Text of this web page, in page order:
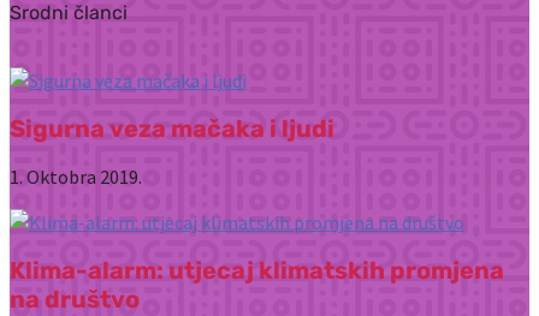
Srodni članci
Sigurna veza mačaka i ljudi
1. Oktobra 2019.
Klima-alarm: utjecaj klimatskih promjena
na društvo